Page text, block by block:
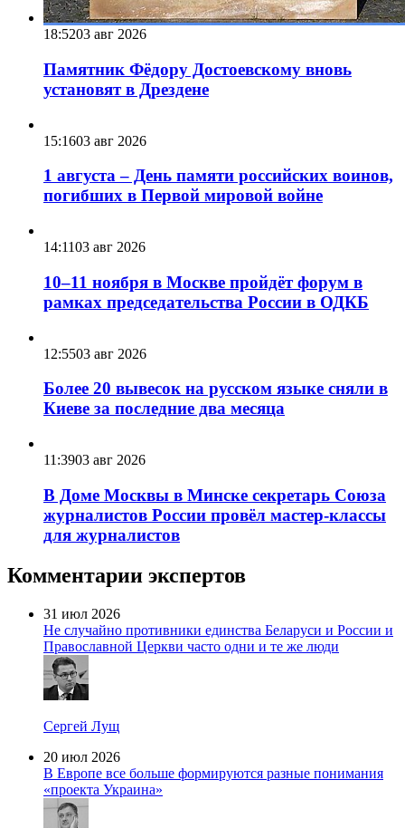
18:5203 авг 2026
Памятник Фёдору Достоевскому вновь
установят в Дрездене
15:1603 авг 2026
1 августа – День памяти российских воинов,
погибших в Первой мировой войне
14:1103 авг 2026
10–11 ноября в Москве пройдёт форум в
рамках председательства России в ОДКБ
12:5503 авг 2026
Более 20 вывесок на русском языке сняли в
Киеве за последние два месяца
11:3903 авг 2026
В Доме Москвы в Минске секретарь Союза
журналистов России провёл мастер-классы
для журналистов
Комментарии экспертов
31 июл 2026
Не случайно противники единства Беларуси и России и
Православной Церкви часто одни и те же люди
Сергей Лущ
20 июл 2026
В Европе все больше формируются разные понимания
«проекта Украина»